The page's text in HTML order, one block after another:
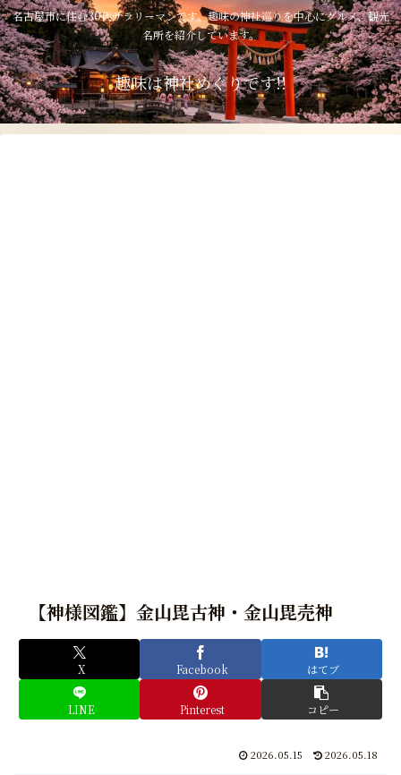
名古屋市に住む30代サラリーマンです。趣味の神社巡りを中心にグルメ、観光
名所を紹介しています。
趣味は神社めぐりです!!
【神様図鑑】金山毘古神・金山毘売神
X Facebook はてブ
LINE Pinterest コピー
2026.05.15 2026.05.18